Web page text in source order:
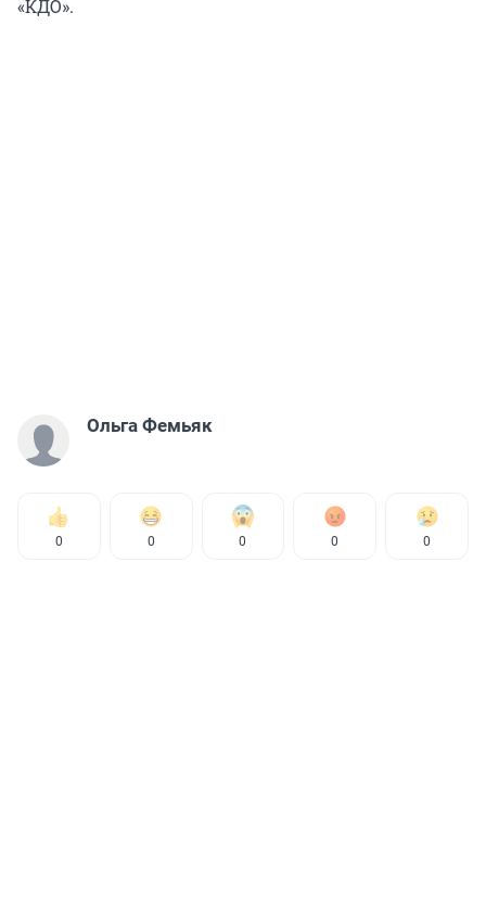
«КДО».
Ольга Фемьяк
0 0 0 0 0